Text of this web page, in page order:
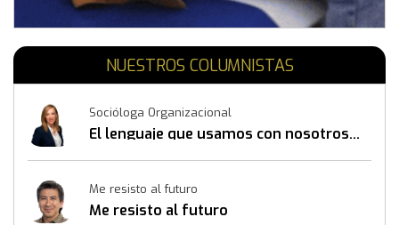
NUESTROS COLUMNISTAS
Socióloga Organizacional
El lenguaje que usamos con nosotros
Me resisto al futuro
Me resisto al futuro